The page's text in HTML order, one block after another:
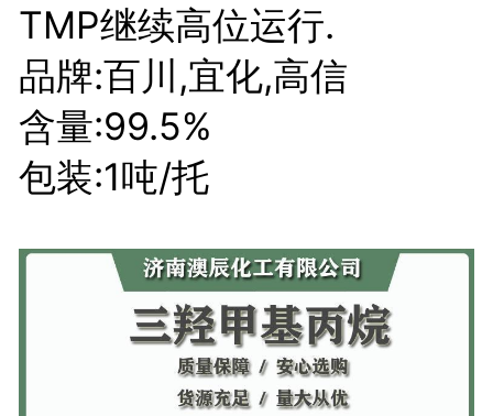
TMP继续高位运行.
品牌:百川,宜化,高信
含量:99.5%
包装:1吨/托